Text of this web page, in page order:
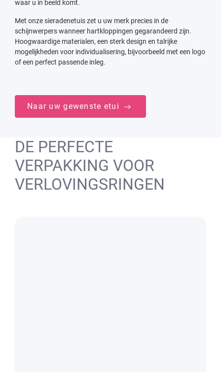
waar u in beeld komt.
Met onze sieradenetuis zet u uw merk precies in de
schijnwerpers wanneer hartkloppingen gegarandeerd zijn.
Hoogwaardige materialen, een sterk design en talrijke
mogelijkheden voor individualisering, bijvoorbeeld met een logo
of een perfect passende inleg.
Naar uw gewenste etui
DE PERFECTE
VERPAKKING VOOR
VERLOVINGSRINGEN